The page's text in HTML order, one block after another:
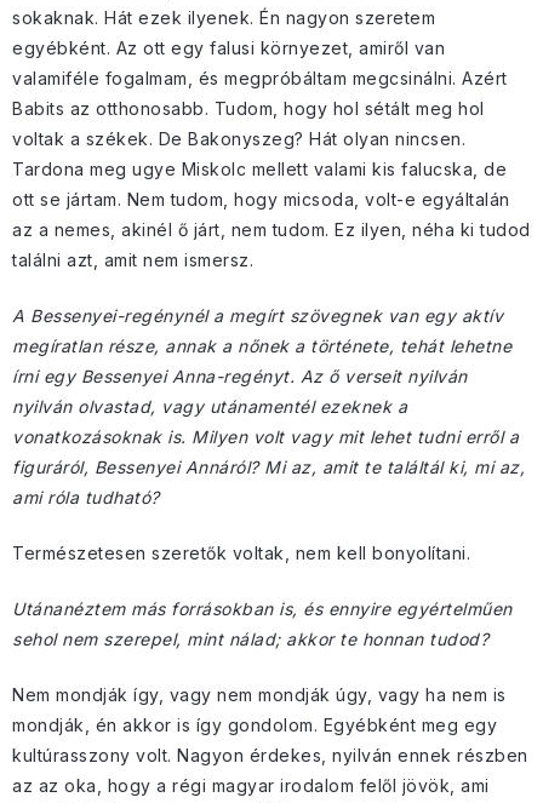
sokaknak. Hát ezek ilyenek. Én nagyon szeretem
egyébként. Az ott egy falusi környezet, amiről van
valamiféle fogalmam, és megpróbáltam megcsinálni. Azért
Babits az otthonosabb. Tudom, hogy hol sétált meg hol
voltak a székek. De Bakonyszeg? Hát olyan nincsen.
Tardona meg ugye Miskolc mellett valami kis falucska, de
ott se jártam. Nem tudom, hogy micsoda, volt-e egyáltalán
az a nemes, akinél ő járt, nem tudom. Ez ilyen, néha ki tudod
találni azt, amit nem ismersz.
A Bessenyei-regénynél a megírt szövegnek van egy aktív
megíratlan része, annak a nőnek a története, tehát lehetne
írni egy Bessenyei Anna-regényt. Az ő verseit nyilván
nyilván olvastad, vagy utánamentél ezeknek a
vonatkozásoknak is. Milyen volt vagy mit lehet tudni erről a
figuráról, Bessenyei Annáról? Mi az, amit te találtál ki, mi az,
ami róla tudható?
Természetesen szeretők voltak, nem kell bonyolítani.
Utánanéztem más forrásokban is, és ennyire egyértelműen
sehol nem szerepel, mint nálad; akkor te honnan tudod?
Nem mondják így, vagy nem mondják úgy, vagy ha nem is
mondják, én akkor is így gondolom. Egyébként meg egy
kultúrasszony volt. Nagyon érdekes, nyilván ennek részben
az az oka, hogy a régi magyar irodalom felől jövök, ami